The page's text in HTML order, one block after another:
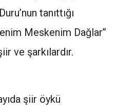
tanıttığı
Meskenim Dağlar’’
ve şarkılardır.
şiir öykü